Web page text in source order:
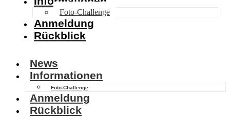
Foto-Challenge
Anmeldung
Rückblick
News
Informationen
Foto-Challenge
Anmeldung
Rückblick